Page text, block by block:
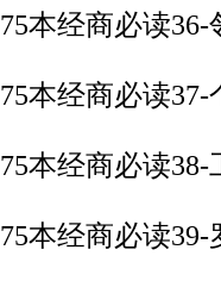
本经商必读36-
本经商必读37-
本经商必读38-
本经商必读